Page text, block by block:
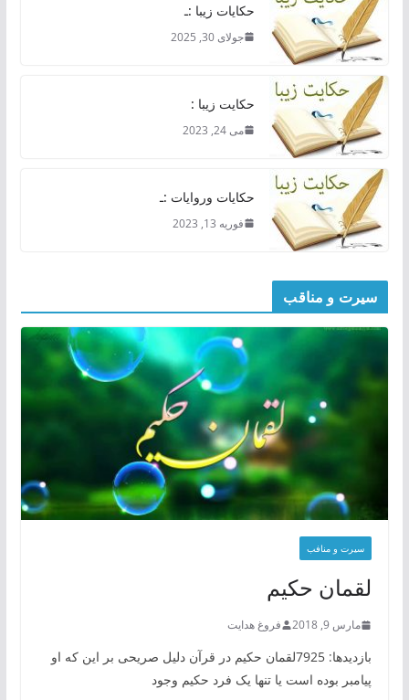
حکایات زیبا :ـ
جولای 30, 2025
حکایت زیبا :
می 24, 2023
حکایات وروایات :ـ
فوریه 13, 2023
سیرت و مناقب
سیرت و منافب
لقمان حکیم
مارس 9, 2018 فروغ هدایت
بازدیدها: 7925لقمان حکیم در قرآن دلیل صریحی بر این که او
پیامبر بوده است یا تنها یک فرد حکیم وجود